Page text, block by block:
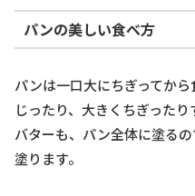
パンの美しい食べ方
パンは一口大にちぎってか
じったり、大きくちぎった
バターも、パン全体に塗る
塗ります。